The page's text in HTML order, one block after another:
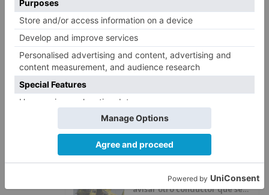
relacionar los diagnósticos de patologías
mentales y cáncer, proveyendo de valiosa
información para el abordaje de estos pacientes.
depresión ansiedad
LO + VISTO
Fallece un ciclista en Burgos tras
avisar otro conductor que se